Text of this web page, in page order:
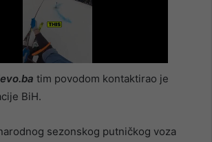
tim povodom kontaktirao je
BiH.
sezonskog putničkog voza